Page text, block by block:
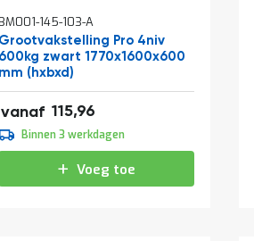
145-103-A
Grootvakstelling Pro 4niv
600kg zwart 1770x1600x600
mm (hxbxd)
vanaf 115,96
140,31
144,95
175,39Binnen 3 werkdagen
Voeg toe